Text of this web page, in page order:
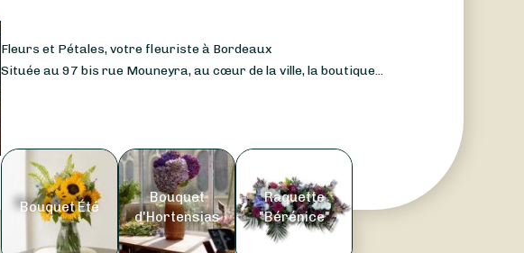
Fleurs et Pétales, votre fleuriste à Bordeaux
Située au 97 bis rue Mouneyra, au cœur de la ville, la boutique...
Bouquet Été
Bouquet
d'Hortensias
Raquette
"Bérénice"